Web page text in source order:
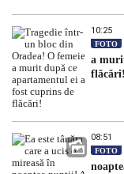
10:25
FOTO
a
flăcări!
08:51
FOTO